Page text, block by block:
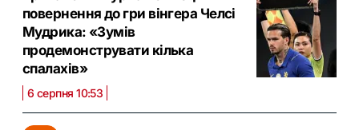
повернення до гри вінгера Челсі
Мудрика: «Зумів
продемонструвати кілька
спалахів»
6 серпня 10:53